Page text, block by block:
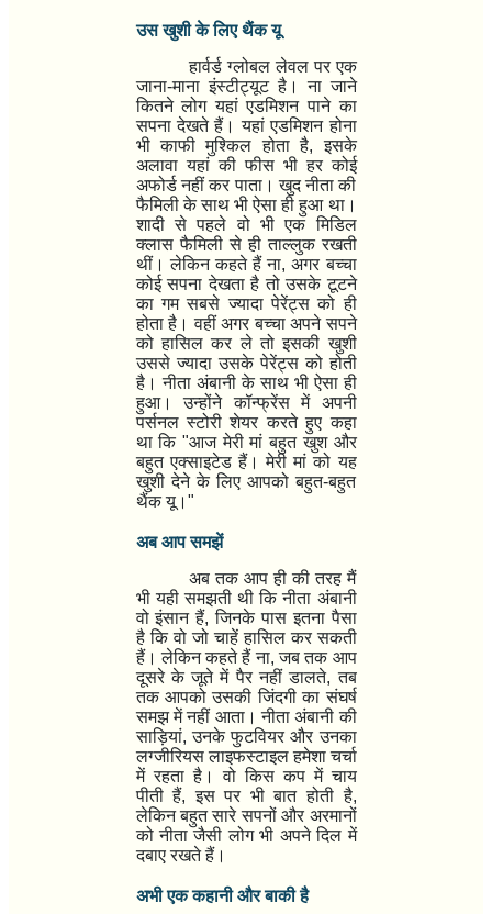
उस खुशी के लिए थैंक यू
हार्वर्ड ग्लोबल लेवल पर एक
जाना-माना इंस्टीट्यूट है। ना जाने
कितने लोग यहां एडमिशन पाने का
सपना देखते हैं। यहां एडमिशन होना
भी काफी मुश्किल होता है,इसके
अलावा यहां की फीस भी हर कोई
अफोर्ड नहीं कर पाता। खुद नीता की
फैमिली के साथ भी ऐसा ही हुआ था।
शादी से पहले वो भी एक मिडिल
क्लास फैमिली से ही ताल्लुक रखती
थीं। लेकिन कहते हैं ना,अगर बच्चा
कोई सपना देखता है तो उसके टूटने
का गम सबसे ज्यादा पेरेंट्स को ही
होता है। वहीं अगर बच्चा अपने सपने
को हासिल कर ले तो इसकी खुशी
उससे ज्यादा उसके पेरेंट्स को होती
है। नीता अंबानी के साथ भी ऐसा ही
हुआ। उन्होंने कॉन्फ्रेंस में अपनी
पर्सनल स्टोरी शेयर करते हुए कहा
था कि"आज मेरी मां बहुत खुश और
बहुत एक्साइटेड हैं। मेरी मां को यह
खुशी देने के लिए आपको बहुत-बहुत
थैंक यू।"
अब आप समझें
अब तक आप ही की तरह मैं
भी यही समझती थी कि नीता अंबानी
वो इंसान हैं,जिनके पास इतना पैसा
है कि वो जो चाहें हासिल कर सकती
हैं। लेकिन कहते हैं ना,जब तक आप
दूसरे के जूते में पैर नहीं डालते,तब
तक आपको उसकी जिंदगी का संघर्ष
समझ में नहीं आता। नीता अंबानी की
साड़ियां,उनके फुटवियर और उनका
लग्जीरियस लाइफस्टाइल हमेशा चर्चा
में रहता है। वो किस कप में चाय
पीती हैं,इस पर भी बात होती है,
लेकिन बहुत सारे सपनों और अरमानों
को नीता जैसी लोग भी अपने दिल में
दबाए रखते हैं।
अभी एक कहानी और बाकी है